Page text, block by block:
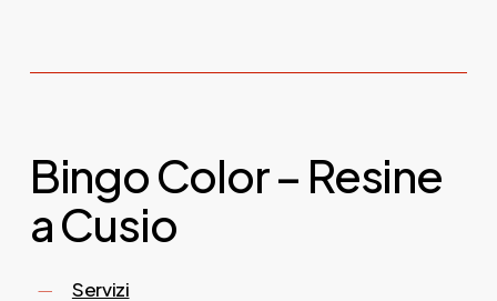
Bingo Color – Resine
a Cusio
Servizi